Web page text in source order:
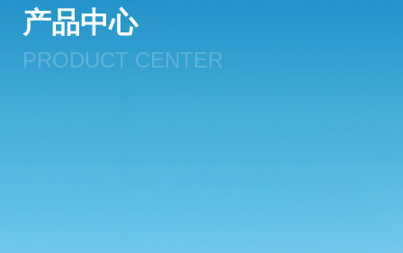
产品中心
PRODUCT CENTER